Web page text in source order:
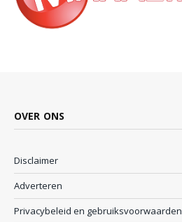
OVER ONS
Disclaimer
Adverteren
Privacybeleid en gebruiksvoorwaarden